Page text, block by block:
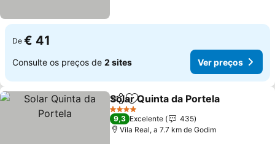
De € 41
Consulte os preços de 2 sites Ver preços
PartilharAdicionar aos favoritos
Solar Quinta da Portela
4 Estrelas
9,3 Excelente
435
Vila Real, a 7.7 km de Godim